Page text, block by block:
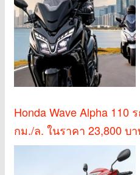
Honda Wave Alpha 110
กม./ล. ในราคา 23,800 บ